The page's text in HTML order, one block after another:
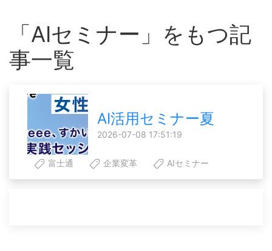
「AIセミナー」をもつ記
事一覧
AI活用セミナー夏
2026-07-08 17:51:19
富士通 企業変革 AIセミナー